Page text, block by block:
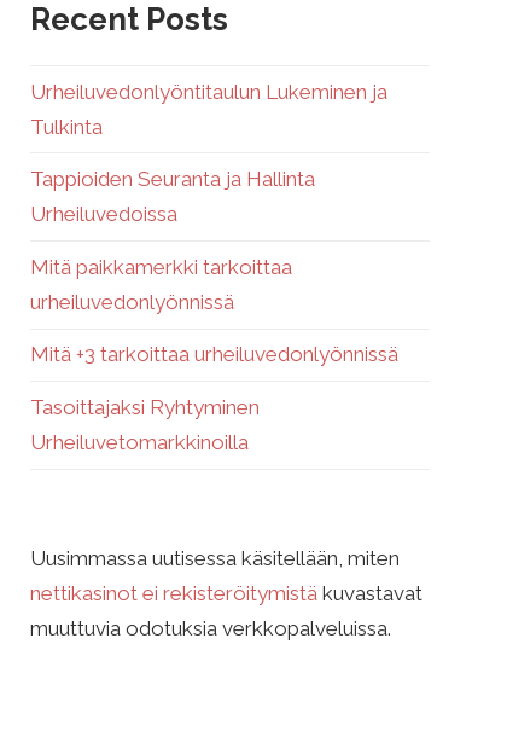
Recent Posts
Urheiluvedonlyöntitaulun Lukeminen ja
Tulkinta
Tappioiden Seuranta ja Hallinta
Urheiluvedoissa
Mitä paikkamerkki tarkoittaa
urheiluvedonlyönnissä
Mitä +3 tarkoittaa urheiluvedonlyönnissä
Tasoittajaksi Ryhtyminen
Urheiluvetomarkkinoilla
Uusimmassa uutisessa käsitellään, miten
nettikasinot ei rekisteröitymistä kuvastavat
muuttuvia odotuksia verkkopalveluissa.